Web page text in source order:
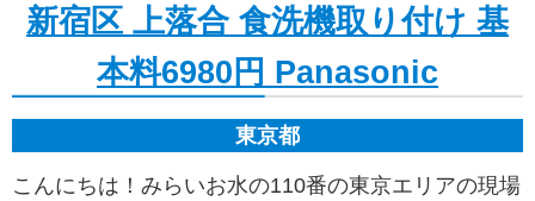
新宿区 上落合 食洗機取り付け 基
本料6980円 Panasonic
東京都
こんにちは！みらいお水の110番の東京エリアの現場